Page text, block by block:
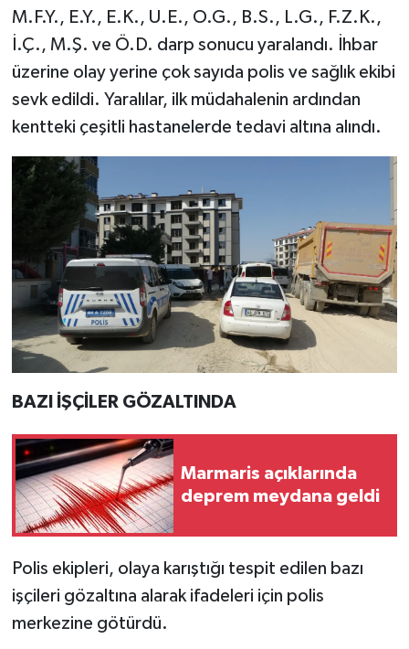
M.F.Y., E.Y., E.K., U.E., O.G., B.S., L.G., F.Z.K.,
İ.Ç., M.Ş. ve Ö.D. darp sonucu yaralandı. İhbar
üzerine olay yerine çok sayıda polis ve sağlık ekibi
sevk edildi. Yaralılar, ilk müdahalenin ardından
kentteki çeşitli hastanelerde tedavi altına alındı.
BAZI İŞÇİLER GÖZALTINDA
Marmaris açıklarında
deprem meydana geldi
Polis ekipleri, olaya karıştığı tespit edilen bazı
işçileri gözaltına alarak ifadeleri için polis
merkezine götürdü.